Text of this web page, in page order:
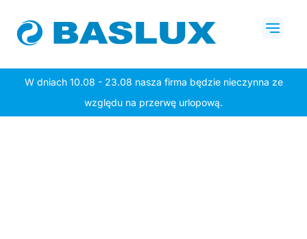
treści
W dniach 10.08 - 23.08 nasza firma będzie nieczynna ze
względu na przerwę urlopową.